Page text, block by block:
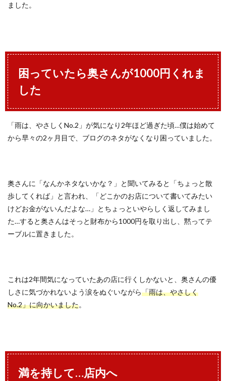
ました。
困っていたら奥さんが1000円くれま
した
「雨は、やさしくNo.2」が気になり2年ほど過ぎた頃…僕は始めて
から早々の2ヶ月目で、ブログのネタがなくなり困っていました。
奥さんに「なんかネタないかな？」と聞いてみると「ちょっと散
歩してくれば」と言われ、「どこかのお店について書いてみたい
けどお金がないんだよな…」とちょっといやらしく返してみまし
た…すると奥さんはそっと財布から1000円を取り出し、黙ってテ
ーブルに置きました。
これは2年間気になっていたあの店に行くしかないと、奥さんの優
しさに気づかれないよう涙をぬぐいながら「雨は、やさしく
No.2」に向かいました。
満を持して…店内へ